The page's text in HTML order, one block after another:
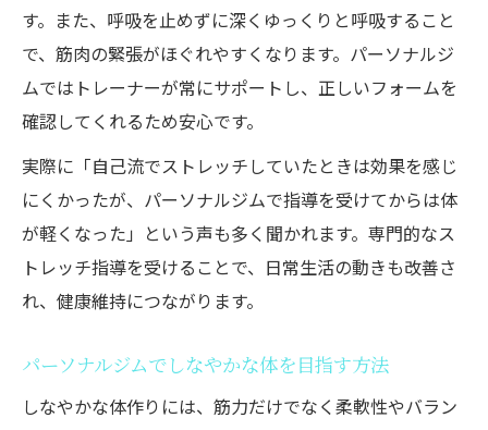
す。また、呼吸を止めずに深くゆっくりと呼吸すること
で、筋肉の緊張がほぐれやすくなります。パーソナルジ
ムではトレーナーが常にサポートし、正しいフォームを
確認してくれるため安心です。
実際に「自己流でストレッチしていたときは効果を感じ
にくかったが、パーソナルジムで指導を受けてからは体
が軽くなった」という声も多く聞かれます。専門的なス
トレッチ指導を受けることで、日常生活の動きも改善さ
れ、健康維持につながります。
パーソナルジムでしなやかな体を目指す方法
しなやかな体作りには、筋力だけでなく柔軟性やバラン